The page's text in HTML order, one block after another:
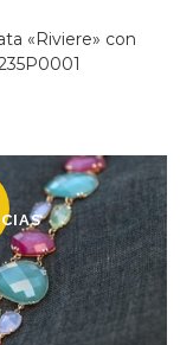
«Riviere» con